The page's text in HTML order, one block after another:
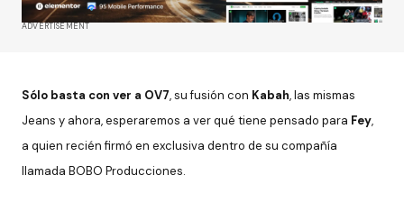
ADVERTISEMENT
Sólo basta con ver a OV7, su fusión con Kabah, las mismas
Jeans y ahora, esperaremos a ver qué tiene pensado para Fey,
a quien recién firmó en exclusiva dentro de su compañía
llamada BOBO Producciones.